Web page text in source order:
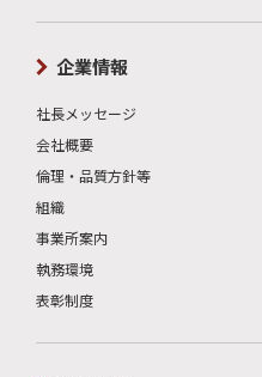
企業情報
社長メッセージ
会社概要
倫理・品質方針等
組織
事業所案内
執務環境
表彰制度